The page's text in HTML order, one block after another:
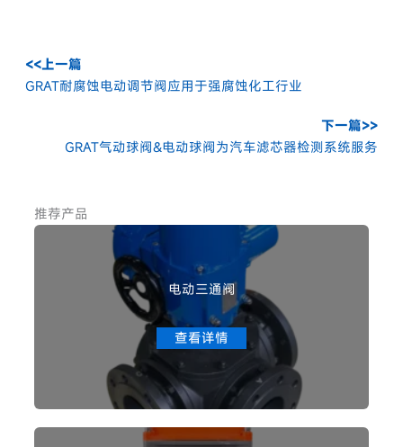
<<上一篇
GRAT耐腐蚀电动调节阀应用于强腐蚀化工行业
下一篇>>
GRAT气动球阀&电动球阀为汽车滤芯器检测系统服务
推荐产品
电动三通阀
查看详情